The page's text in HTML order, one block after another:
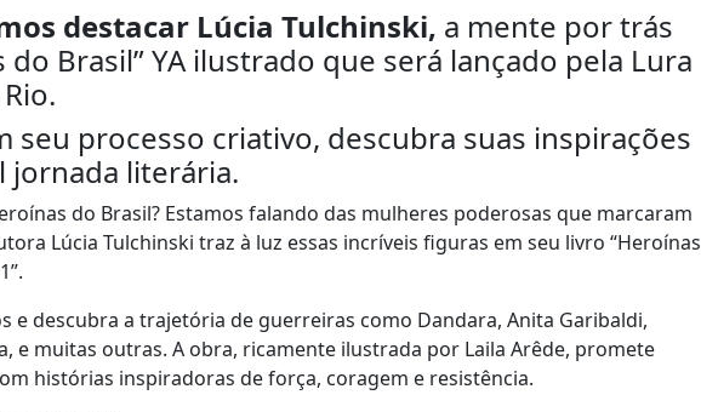
destacar Lúcia Tulchinski, a mente por trás
do Brasil” YA ilustrado que será lançado pela Lura
seu processo criativo, descubra suas inspirações
jornada literária.
do Brasil? Estamos falando das mulheres poderosas que marcaram
Lúcia Tulchinski traz à luz essas incríveis figuras em seu livro “Heroínas
e descubra a trajetória de guerreiras como Dandara, Anita Garibaldi,
e muitas outras. A obra, ricamente ilustrada por Laila Arêde, promete
histórias inspiradoras de força, coragem e resistência.